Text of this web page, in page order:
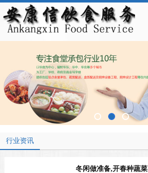
行业资讯
冬闲做准备,开春种蔬菜